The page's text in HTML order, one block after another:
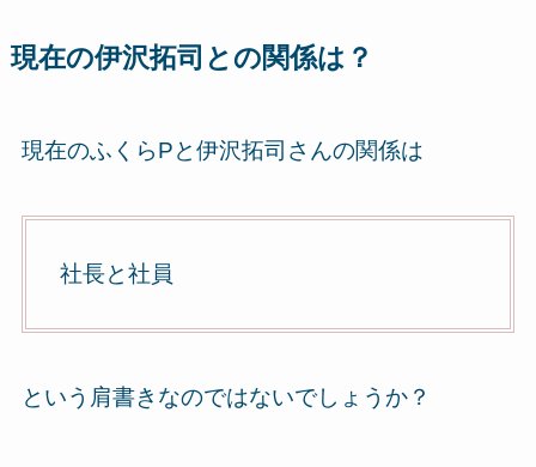
現在の伊沢拓司との関係は？
現在のふくらPと伊沢拓司さんの関係は
社長と社員
という肩書きなのではないでしょうか？